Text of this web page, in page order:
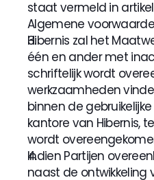
staat vermeld in
Algemene
Hibernis zal het
één en ander met
schriftelijk wordt
werkzaamheden
binnen de
kantore van Hibernis,
wordt
Indien Partijen
naast de ontwikkeling